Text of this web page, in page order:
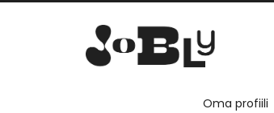
Oma profiili